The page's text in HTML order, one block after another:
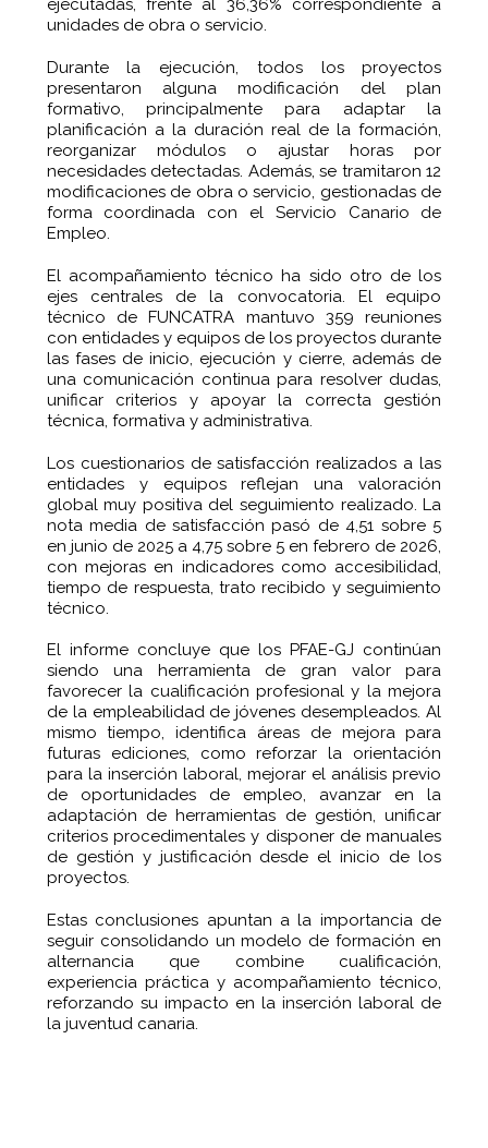
ejecutadas, frente al 36,36% correspondiente a
unidades de obra o servicio.
Durante la ejecución, todos los proyectos
presentaron alguna modificación del plan
formativo, principalmente para adaptar la
planificación a la duración real de la formación,
reorganizar módulos o ajustar horas por
necesidades detectadas. Además, se tramitaron 12
modificaciones de obra o servicio, gestionadas de
forma coordinada con el Servicio Canario de
Empleo.
El acompañamiento técnico ha sido otro de los
ejes centrales de la convocatoria. El equipo
técnico de FUNCATRA mantuvo 359 reuniones
con entidades y equipos de los proyectos durante
las fases de inicio, ejecución y cierre, además de
una comunicación continua para resolver dudas,
unificar criterios y apoyar la correcta gestión
técnica, formativa y administrativa.
Los cuestionarios de satisfacción realizados a las
entidades y equipos reflejan una valoración
global muy positiva del seguimiento realizado. La
nota media de satisfacción pasó de 4,51 sobre 5
en junio de 2025 a 4,75 sobre 5 en febrero de 2026,
con mejoras en indicadores como accesibilidad,
tiempo de respuesta, trato recibido y seguimiento
técnico.
El informe concluye que los PFAE-GJ continúan
siendo una herramienta de gran valor para
favorecer la cualificación profesional y la mejora
de la empleabilidad de jóvenes desempleados. Al
mismo tiempo, identifica áreas de mejora para
futuras ediciones, como reforzar la orientación
para la inserción laboral, mejorar el análisis previo
de oportunidades de empleo, avanzar en la
adaptación de herramientas de gestión, unificar
criterios procedimentales y disponer de manuales
de gestión y justificación desde el inicio de los
proyectos.
Estas conclusiones apuntan a la importancia de
seguir consolidando un modelo de formación en
alternancia que combine cualificación,
experiencia práctica y acompañamiento técnico,
reforzando su impacto en la inserción laboral de
la juventud canaria.